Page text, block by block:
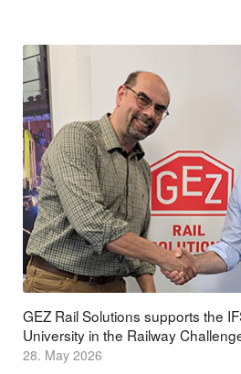
GEZ Rail Solutions supports the
University in the Railway
28. May 2026